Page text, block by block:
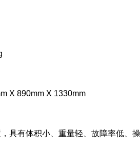
890mm X 1330mm
有体积小、重量轻、故障率低、操